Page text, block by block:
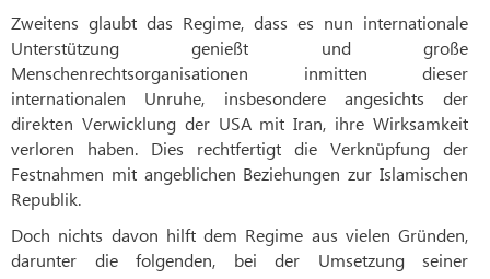
Zweitens glaubt das Regime, dass es nun internationale
Unterstützung genießt und große
Menschenrechtsorganisationen inmitten dieser
internationalen Unruhe, insbesondere angesichts der
direkten Verwicklung der USA mit Iran, ihre Wirksamkeit
verloren haben. Dies rechtfertigt die Verknüpfung der
Festnahmen mit angeblichen Beziehungen zur Islamischen
Republik.
Doch nichts davon hilft dem Regime aus vielen Gründen,
darunter die folgenden, bei der Umsetzung seiner